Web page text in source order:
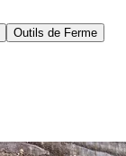
Outils de Ferme